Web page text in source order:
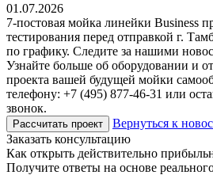
01.07.2026
7-постовая мойка линейки Business
тестирования перед отправкой г.
по графику. Следите за нашими
Узнайте больше об оборудовании и
проекта вашей будущей мойки
телефону: +7 (495) 877-46-31 или
звонок.
Рассчитать проект
Вернуться к
Заказать консультацию
Как открыть действительно
Получите ответы на основе